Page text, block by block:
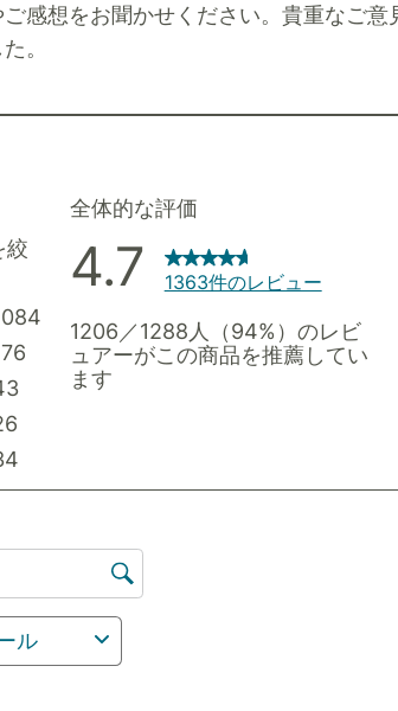
感想をお聞かせください。貴重なご意
。